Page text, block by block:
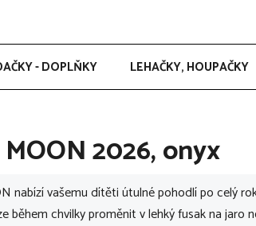
- DOPLŇKY LEHAČKY, HOUPAČKY
2026, onyx
nabízí vašemu dítěti útulné pohodlí po celý
během chvilky proměnit v lehký fusak na jaro